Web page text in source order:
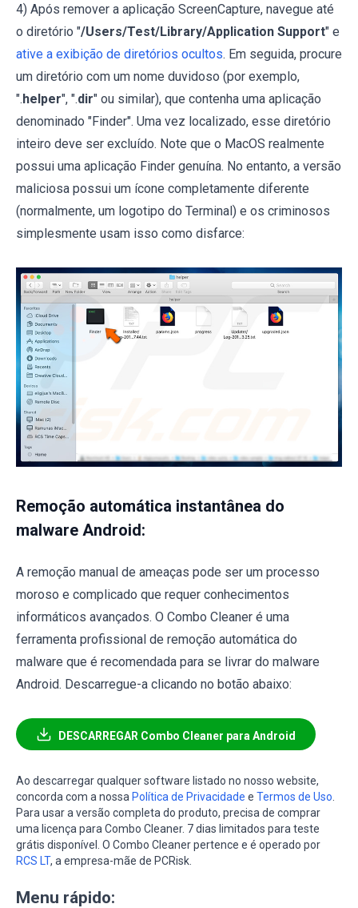
4) Após remover a aplicação ScreenCapture, navegue até
o diretório "/Users/Test/Library/Application Support" e
ative a exibição de diretórios ocultos. Em seguida, procure
um diretório com um nome duvidoso (por exemplo,
".helper", ".dir" ou similar), que contenha uma aplicação
denominado "Finder". Uma vez localizado, esse diretório
inteiro deve ser excluído. Note que o MacOS realmente
possui uma aplicação Finder genuína. No entanto, a versão
maliciosa possui um ícone completamente diferente
(normalmente, um logotipo do Terminal) e os criminosos
simplesmente usam isso como disfarce:
Remoção automática instantânea do
malware Android:
A remoção manual de ameaças pode ser um processo
moroso e complicado que requer conhecimentos
informáticos avançados. O Combo Cleaner é uma
ferramenta profissional de remoção automática do
malware que é recomendada para se livrar do malware
Android. Descarregue-a clicando no botão abaixo:
DESCARREGAR Combo Cleaner para Android
Ao descarregar qualquer software listado no nosso website,
concorda com a nossa Política de Privacidade e Termos de Uso
Para usar a versão completa do produto, precisa de comprar
uma licença para Combo Cleaner. 7 dias limitados para teste
grátis disponível. O Combo Cleaner pertence e é operado por
RCS LT, a empresa-mãe de PCRisk.
Menu rápido: